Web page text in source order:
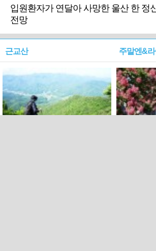
입원환자가 연달아 사망한 울산 한 정
전망
근교산 주말엔&